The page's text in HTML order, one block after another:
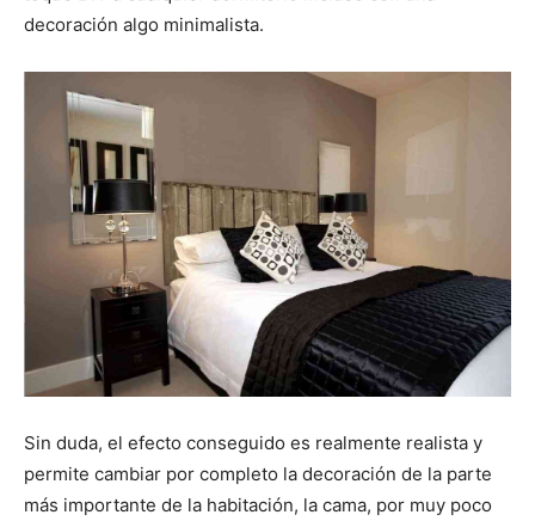
decoración algo minimalista.
Sin duda, el efecto conseguido es realmente realista y
permite cambiar por completo la decoración de la parte
más importante de la habitación, la cama, por muy poco